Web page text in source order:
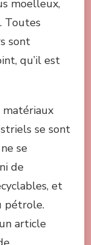
moelleux,
Toutes
sont
qu’il est
se sont
se
de
et
pétrole.
article